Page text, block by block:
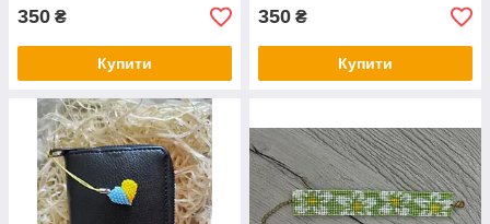
350 ₴
Купити
350 ₴
Купити